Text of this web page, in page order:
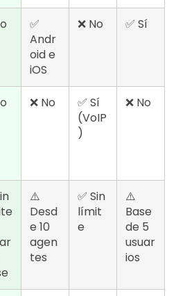
✅
Andr
oid e
iOS
❌ No ✅ Sí
❌ No
✅ Sí
(VoIP
)
❌ No
⚠️
Desd
e 10
agen
tes
✅ Sin
límit
e
⚠️
Base
de 5
usuar
ios